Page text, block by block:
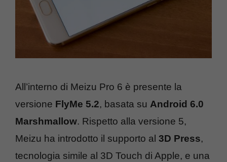
All’interno di Meizu Pro 6 è presente la
versione FlyMe 5.2, basata su Android 6.0
Marshmallow. Rispetto alla versione 5,
Meizu ha introdotto il supporto al 3D Press,
tecnologia simile al 3D Touch di Apple, e una